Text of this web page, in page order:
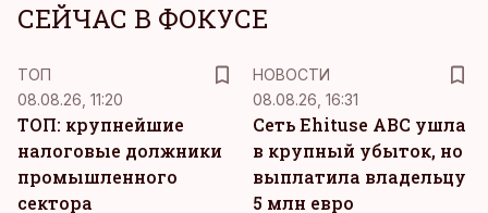
СЕЙЧАС В ФОКУСЕ
ТОП
08.08.26, 11:20
ТОП: крупнейшие
налоговые должники
промышленного
сектора
НОВОСТИ
08.08.26, 16:31
Сеть Ehituse ABC ушла
в крупный убыток, но
выплатила владельцу
5 млн евро